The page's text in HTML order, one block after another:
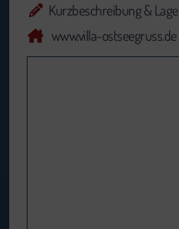
Kurzbeschreibung & Lage
www.villa-ostseegruss.de